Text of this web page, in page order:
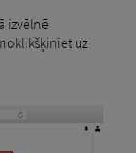
izvēlnē
uz